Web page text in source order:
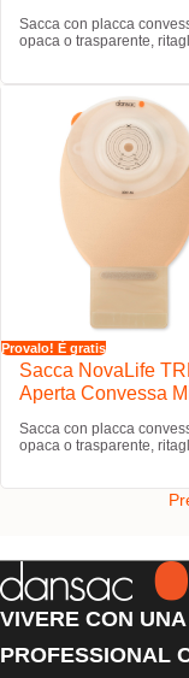
Sacca con placca
opaca o trasparente,
Provalo! È gratis
Sacca NovaLife
Aperta Convessa
Sacca con placca
opaca o trasparente,
VIVERE CON
PROFESSIONAL